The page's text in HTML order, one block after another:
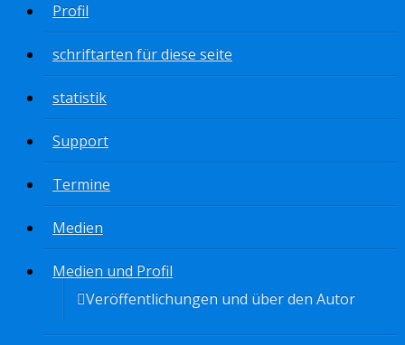
Profil
schriftarten für diese seite
statistik
Support
Termine
Medien
Medien und Profil
Veröffentlichungen und über den Autor